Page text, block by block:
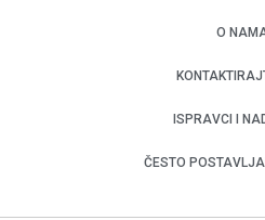
O
ISPRAVCI I
ČESTO